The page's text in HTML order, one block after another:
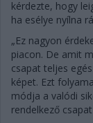
kérdezte, hogy
ha esélye nyílna
„Ez nagyon
piacon. De amit
csapat teljes
képet. Ezt
módja a valódi
rendelkező